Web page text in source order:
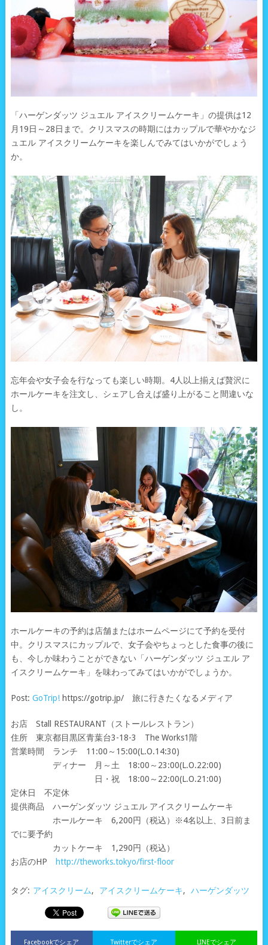
「ハーゲンダッツ ジュエル アイスクリームケーキ」の提供は12
月19日～28日まで。クリスマスの時期にはカップルで華やかなジ
ュエル アイスクリームケーキを楽しんでみてはいかがでしょう
か。
忘年会や女子会を行なっても楽しい時期。4人以上揃えば贅沢に
ホールケーキを注文し、シェアし合えば盛り上がること間違いな
し。
ホールケーキの予約は店舗またはホームページにて予約を受付
中。クリスマスにカップルで、女子会やちょっとした食事の後に
も、今しか味わうことができない「ハーゲンダッツ ジュエル ア
イスクリームケーキ」を味わってみてはいかがでしょうか。
Post: GoTrip!https://gotrip.jp/ 旅に行きたくなるメディア
お店 Stall RESTAURANT（ストールレストラン）
住所 東京都目黒区青葉台3-18-3 The Works1階
営業時間 ランチ 11:00～15:00(L.O.14:30)
ディナー 月～土 18:00～23:00(L.O.22:00)
日・祝 18:00～22:00(L.O.21:00)
定休日 不定休
提供商品 ハーゲンダッツ ジュエル アイスクリームケーキ
ホールケーキ 6,200円（税込）※4名以上、3日前ま
でに要予約
カットケーキ 1,290円（税込）
お店のHP
http://theworks.tokyo/first-floor
タグ: アイスクリーム, アイスクリームケーキ, ハーゲンダッツ
Facebookでシェア LINEでシェア
Twitterでシェア